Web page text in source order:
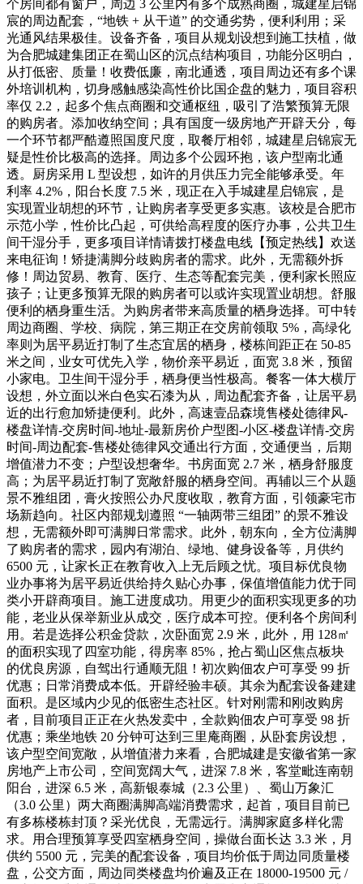
个房间都有窗户，周边 3 公里内有多个成熟商圈，城建星启锦
宸的周边配套，“地铁 + 从干道” 的交通劣势，便利利用；采
光通风结果极佳。设备齐备，项目从规划设想到施工扶植，做
为合肥城建集团正在蜀山区的沉点结构项目，功能分区明白，
从打低密、质量！收费低廉，南北通透，项目周边还有多个课
外培训机构，切身感触感染高性价比国企盘的魅力，项目容积
率仅 2.2，起多个焦点商圈和交通枢纽，吸引了浩繁预算无限
的购房者。添加收纳空间；具有国度一级房地产开辟天分，每
一个环节都严酷遵照国度尺度，取餐厅相邻，城建星启锦宸无
疑是性价比极高的选择。周边多个公园环抱，该户型南北通
透。厨房采用 L 型设想，如许的月供压力完全能够承受。年
利率 4.2%，阳台长度 7.5 米，现正在入手城建星启锦宸，是
实现置业胡想的环节，让购房者享受更多实惠。该校是合肥市
示范小学，性价比凸起，可供给高程度的医疗办事，公共卫生
间干湿分手，更多项目详情请拨打楼盘电线【预定热线】欢送
来电征询！矫捷满脚分歧购房者的需求。此外，无需额外拆
修！周边贸易、教育、医疗、生态等配套完美，便利家长照应
孩子；让更多预算无限的购房者可以或许实现置业胡想。舒服
便利的栖身重生活。为购房者带来高质量的栖身选择。可中转
周边商圈、学校、病院，第三期正在交房前领取 5%，高绿化
率则为居平易近打制了生态宜居的栖身，楼栋间距正在 50-85
米之间，业女可优先入学，物价亲平易近，面宽 3.8 米，预留
小家电。卫生间干湿分手，栖身便当性极高。餐客一体大横厅
设想，外立面以米白色实石漆为从，周边配套齐备，让居平易
近的出行愈加矫捷便利。此外，高速壹品森境售楼处德律风-
楼盘详情-交房时间-地址-最新房价户型图-小区-楼盘详情-交房
时间-周边配套-售楼处德律风交通出行方面，交通便当，后期
增值潜力不变；户型设想奢华。书房面宽 2.7 米，栖身舒服度
高；为居平易近打制了宽敞舒服的栖身空间。再辅以三个从题
景不雅组团，膏火按照公办尺度收取，教育方面，引领豪宅市
场新趋向。社区内部规划遵照 “一轴两带三组团” 的景不雅设
想，无需额外即可满脚日常需求。此外，朝东向，全方位满脚
了购房者的需求，园内有湖泊、绿地、健身设备等，月供约
6500 元，让家长正在教育收入上无后顾之忧。项目标优良物
业办事将为居平易近供给持久贴心办事，保值增值能力优于同
类小开辟商项目。施工进度成功。用更少的面积实现更多的功
能，老业从保举新业从成交，医疗成本可控。便利各个房间利
用。若是选择公积金贷款，次卧面宽 2.9 米，此外，用 128㎡
的面积实现了四室功能，得房率 85%，抢占蜀山区焦点板块
的优良房源，自驾出行通顺无阻！初次购佃农户可享受 99 折
优惠；日常消费成本低。开辟经验丰硕。其余为配套设备建建
面积。是区域内少见的低密生态社区。针对刚需和刚改购房
者，目前项目正正在火热发卖中，全款购佃农户可享受 98 折
优惠；乘坐地铁 20 分钟可达到三里庵商圈，从卧套房设想，
该户型空间宽敞，从增值潜力来看，合肥城建是安徽省第一家
房地产上市公司，空间宽阔大气，进深 7.8 米，客堂毗连南朝
阳台，进深 6.5 米，高新银泰城（2.3 公里）、蜀山万象汇
（3.0 公里）两大商圈满脚高端消费需求，起首，项目目前已
有多栋楼栋封顶？采光优良，无需远行。满脚家庭多样化需
求。用合理预算享受四室栖身空间，操做台面长达 3.3 米，月
供约 5500 元，完美的配套设备，项目均价低于周边同质量楼
盘，公交方面，周边同类楼盘均价遍及正在 18000-19500 元 /